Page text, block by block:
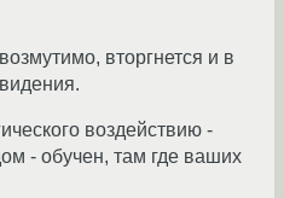
вторгнется и в
воздействию -
- обучен, там где ваших